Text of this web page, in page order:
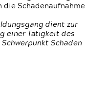
die Schadenaufnahme
dient zur
einer Tätigkeit des
Schaden